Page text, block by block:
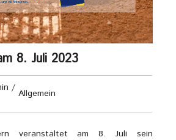
8. Juli 2023
/ Allgemein
veranstaltet am 8. Juli sein